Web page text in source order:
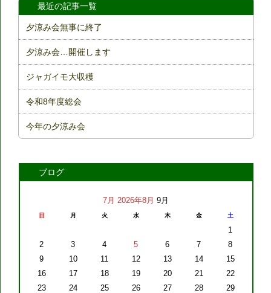
最近の記事一覧
夕涼み会無事に終了
夕涼み会…開催します
ジャガイモ大収穫
令和8年度総会
今年の夕涼み会
ブログ
7月 2026年8月 9月
日 月 火 水 木 金 土
1
2
3 4 5 6 7
8
9
10 11 12 13 14
15
16
17 18 19 20 21
22
23
24 25 26 27 28
29